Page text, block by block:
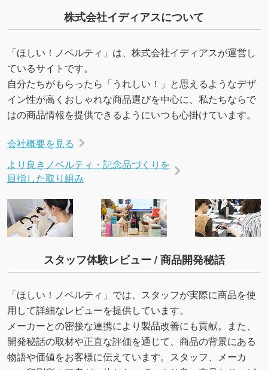
株式会社イディアスについて
「ほしい！ノベルティ」は、株式会社イディアスが運営し
ているサイトです。
自分たちがもらったら「うれしい！」と思えるようなデザ
イン性が高くおしゃれな商品選びを中心に、私たちならで
はの商品情報を提供できるようにいつも心掛けています。
会社概要を見る
より良きノベルティ・記念品づくりを
目指した取り組み
スタッフ体験レビュー / 商品開発秘話
「ほしい！ノベルティ」では、スタッフが実際に商品を使
用して詳細なレビューを提供しています。
メーカーとの密接な連携により製品改善にも貢献。また、
開発秘話の取材や正直な評価を通じて、商品の背景にある
物語や価値をお客様に伝えています。スタッフ、メーカ